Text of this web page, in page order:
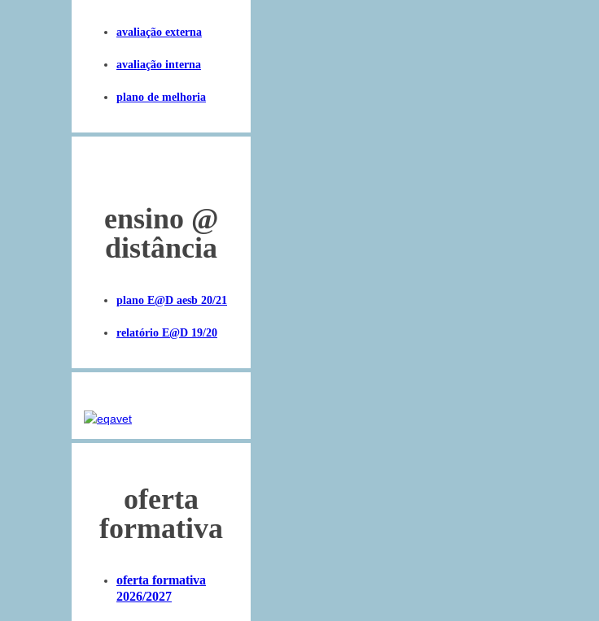
avaliação externa
avaliação interna
plano de melhoria
ensino @
distância
plano E@D aesb 20/21
relatório E@D 19/20
oferta
formativa
oferta formativa
2026/2027